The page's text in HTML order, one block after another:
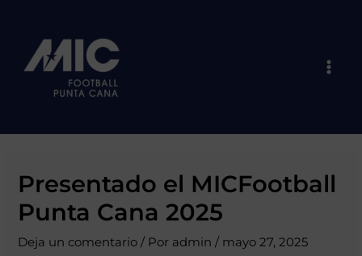
contenido
Presentado el MICFootball
Punta Cana 2025
Deja un comentario / Por admin/ mayo 27, 2025
entradas